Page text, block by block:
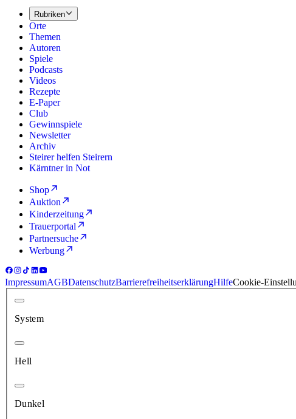
Rubriken
Orte
Themen
Autoren
Spiele
Podcasts
Videos
Rezepte
E-Paper
Club
Gewinnspiele
Newsletter
Archiv
Steirer helfen Steirern
Kärntner in Not
Shop
Auktion
Kinderzeitung
Trauerportal
Partnersuche
Werbung
ImpressumAGBDatenschutzBarrierefreiheitserklärungHilfeCookie-
System
Hell
Dunkel